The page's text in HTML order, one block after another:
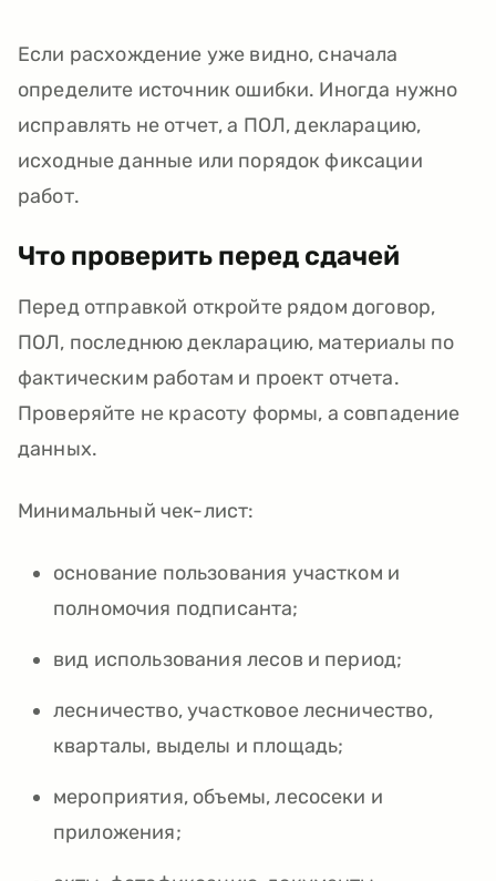
Если расхождение уже видно, сначала
определите источник ошибки. Иногда нужно
исправлять не отчет, а ПОЛ, декларацию,
исходные данные или порядок фиксации
работ.
Что проверить перед сдачей
Перед отправкой откройте рядом договор,
ПОЛ, последнюю декларацию, материалы по
фактическим работам и проект отчета.
Проверяйте не красоту формы, а совпадение
данных.
Минимальный чек-лист:
основание пользования участком и
полномочия подписанта;
вид использования лесов и период;
лесничество, участковое лесничество,
кварталы, выделы и площадь;
мероприятия, объемы, лесосеки и
приложения;